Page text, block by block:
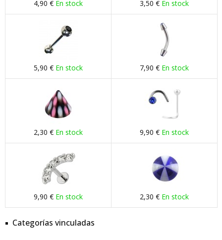
4,90 € En stock 3,50 € En stock
5,90 € En stock 7,90 € En stock
2,30 € En stock 9,90 € En stock
9,90 € En stock 2,30 € En stock
Categorías vinculadas